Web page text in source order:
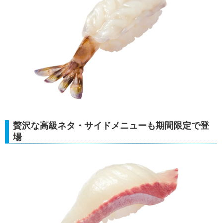
贅沢な高級ネタ・サイドメニューも期間限定で登
場